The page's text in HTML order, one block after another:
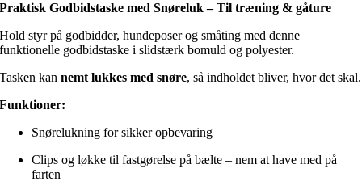
Praktisk Godbidstaske med Snøreluk – Til træning & gåture
Hold styr på godbidder, hundeposer og småting med denne
funktionelle godbidstaske i slidstærk bomuld og polyester.
Tasken kannemt lukkes med snøre, så indholdet bliver, hvor det skal.
Funktioner:
Snørelukning for sikker opbevaring
Clips og løkke til fastgørelse på bælte – nem at have med på
farten